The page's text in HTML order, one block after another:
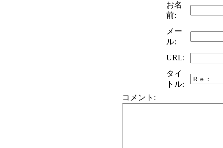
お名
前:
メー
ル:
URL:
タイ
トル:
コメント: